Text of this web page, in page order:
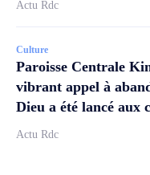
Actu Rdc
Culture
Paroisse Centrale
vibrant appel à
Dieu a été lancé aux
Actu Rdc